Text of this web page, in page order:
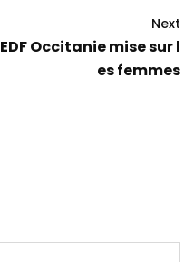
Next
EDF Occitanie mise sur l
es femmes